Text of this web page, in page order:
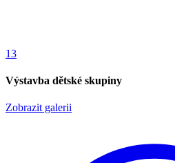
13
Výstavba dětské skupiny
Zobrazit galerii